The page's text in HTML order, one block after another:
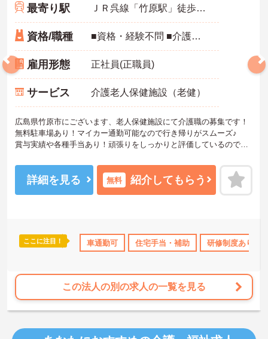
暇取得実績あり 社会保険完備 退職金制度あり
最寄り駅 ＪＲ呉線「竹原駅」徒歩15分
資格/職種 ■資格・経験不問 ■介護福祉士あれば尚可
雇用形態 正社員(正職員)
サービス 介護老人保健施設（老健）
広島県竹原市にございます、老人保健施設にて介護職の募集です！
無料駐車場あり！マイカー通勤可能なので行き帰りがスムーズ♪
賞与実績や各種手当あり！頑張りをしっかりと評価しているので、
ご興味のある方は、マイナビ介護職までお問い合わせください。
詳細を見る 無料 紹介してもらう
ここに注目！ 車通勤可 住宅手当・補助 研修制度あり
この法人の別の求人の一覧を見る